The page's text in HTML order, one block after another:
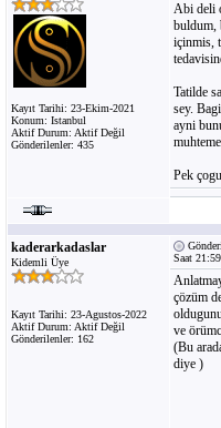
Kayıt Tarihi: 23-Ekim-2021
Konum: Istanbul
Aktif Durum: Aktif Değil
Gönderilenler: 435
Abi deli
buldum,
içinmis,
Tatilde
sey.
ayni
Pek
kaderarkadaslar
Kidemli Üye
Kayıt Tarihi: 23-Agustos-2022
Aktif Durum: Aktif Değil
Gönderilenler: 162
Saat 21:59
çözüm
ve
(Bu
diye )